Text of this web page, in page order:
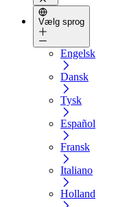
Vælg sprog
Engelsk
Dansk
Tysk
Español
Fransk
Italiano
Holland